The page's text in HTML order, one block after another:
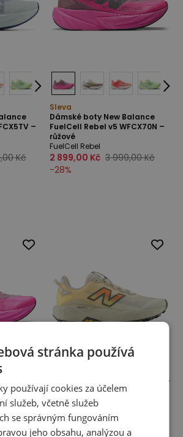
–
Kč
Sleva
Dámské boty New Balance
FuelCell Rebel v5 WFCX70N –
růžové
FuelCell Rebel
2 899,00 Kč 3 999,00 Kč
-28%
–
Novinka
Dámské boty New Balance
FuelCell Rebel Trail WRBT6G2
– béžové
stránka používá
používají cookies za účelem
služeb, včetně služeb
se správným fungováním
jeho obsahu, analýzou a